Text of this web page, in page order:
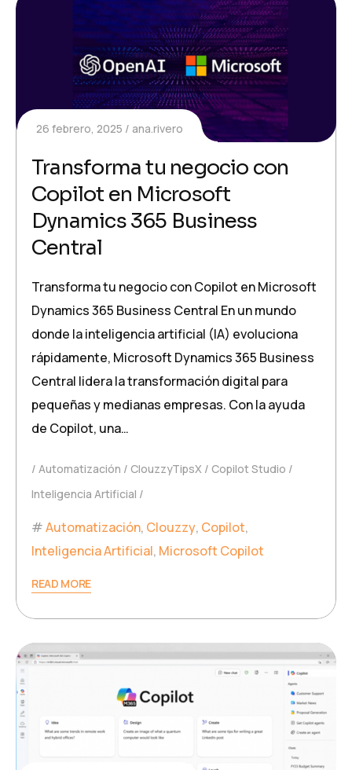
26 febrero, 2025 ana.rivero
Transforma tu negocio con
Copilot en Microsoft
Dynamics 365 Business
Central
Transforma tu negocio con Copilot en Microsoft
Dynamics 365 Business Central En un mundo
donde la inteligencia artificial (IA) evoluciona
rápidamente, Microsoft Dynamics 365 Business
Central lidera la transformación digital para
pequeñas y medianas empresas. Con la ayuda
de Copilot, una…
Automatización ClouzzyTipsX
Copilot Studio
Inteligencia Artificial
Automatización, Clouzzy, Copilot,
Inteligencia Artificial, Microsoft Copilot
READ MORE